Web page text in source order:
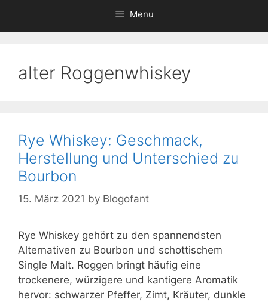
Menu
alter Roggenwhiskey
Rye Whiskey: Geschmack,
Herstellung und Unterschied zu
Bourbon
15. März 2021 by Blogofant
Rye Whiskey gehört zu den spannendsten
Alternativen zu Bourbon und schottischem
Single Malt. Roggen bringt häufig eine
trockenere, würzigere und kantigere Aromatik
hervor: schwarzer Pfeffer, Zimt, Kräuter, dunkle